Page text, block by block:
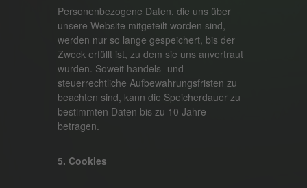
Personenbezogene Daten, die uns über
unsere Website mitgeteilt worden sind,
werden nur so lange gespeichert, bis der
Zweck erfüllt ist, zu dem sie uns anvertraut
wurden. Soweit handels- und
steuerrechtliche Aufbewahrungsfristen zu
beachten sind, kann die Speicherdauer zu
bestimmten Daten bis zu 10 Jahre
betragen.
5. Cookies